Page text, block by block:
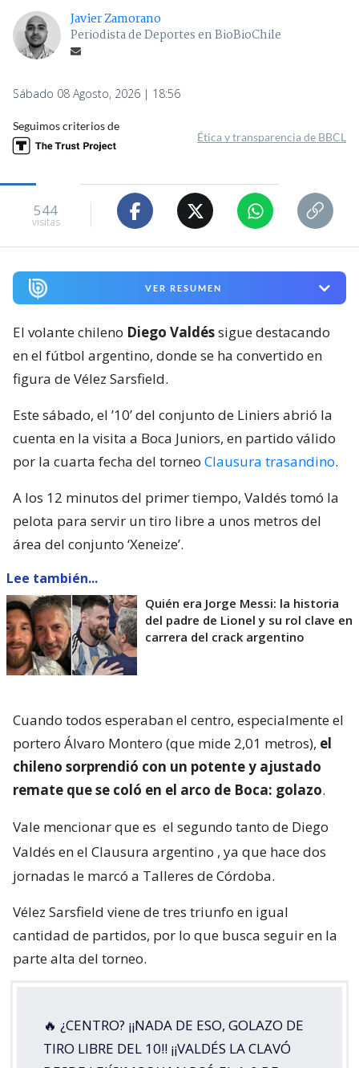
Javier Zamorano
Periodista de Deportes en BioBioChile
Sábado 08 Agosto, 2026 | 18:56
Seguimos criterios de
Ética y transparencia de BBCL
544
visitas
VER RESUMEN
El volante chileno Diego Valdéssigue destacando
en el fútbol argentino, donde se ha convertido en
figura de Vélez Sarsfield.
Este sábado, el ’10’ del conjunto de Liniers abrió la
cuenta en la visita a Boca Juniors, en partido válido
por la cuarta fecha del torneo Clausura trasandino.
A los 12 minutos del primer tiempo, Valdés tomó la
pelota para servir un tiro libre a unos metros del
área del conjunto ‘Xeneize’.
Lee también...
Quién era Jorge Messi: la historia
del padre de Lionel y su rol clave en
carrera del crack argentino
Cuando todos esperaban el centro, especialmente el
portero Álvaro Montero (que mide 2,01 metros), el
chileno sorprendió con un potente y ajustado
remate que se coló en el arco de Boca: golazo.
Vale mencionar que es el segundo tanto de Diego
Valdés en el Clausura argentino , ya que hace dos
jornadas le marcó a Talleres de Córdoba.
Vélez Sarsfield viene de tres triunfo en igual
cantidad de partidos, por lo que busca seguir en la
parte alta del torneo.
🔥 ¿CENTRO? ¡¡NADA DE ESO, GOLAZO DE
TIRO LIBRE DEL 10!! ¡¡VALDÉS LA CLAVÓ